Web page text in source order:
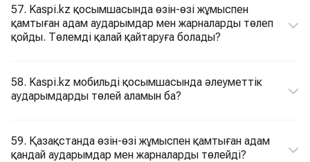
57. Kaspi.kz қосымшасында өзін-өзі жұмыспен
қамтыған адам аударымдар мен жарналарды төлеп
қойды. Төлемді қалай қайтаруға болады?
58. Kaspi.kz мобильді қосымшасында әлеуметтік
аударымдарды төлей аламын ба?
59. Қазақстанда өзін-өзі жұмыспен қамтыған адам
қандай аударымдар мен жарналарды төлейді?